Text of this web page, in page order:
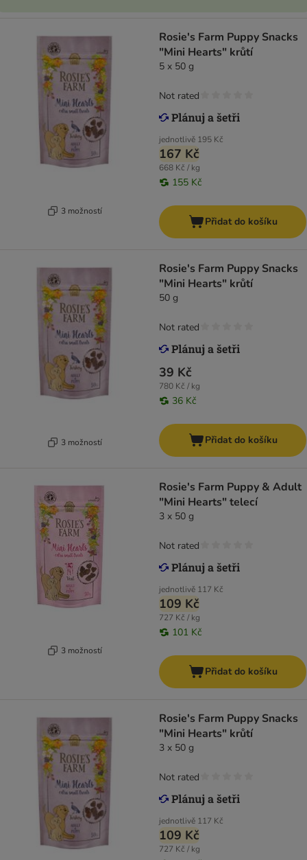
3 možností
Rosie's Farm Puppy Snacks
"Mini Hearts" krůtí
5 x 50 g
jednotlivě 195 Kč
167 Kč
668 Kč / kg
155 Kč
Not rated
Přidat do košíku
3 možností
Rosie's Farm Puppy Snacks
"Mini Hearts" krůtí
50 g
39 Kč
780 Kč / kg
36 Kč
Not rated
Přidat do košíku
3 možností
Rosie's Farm Puppy & Adult
"Mini Hearts" telecí
3 x 50 g
jednotlivě 117 Kč
109 Kč
727 Kč / kg
101 Kč
Not rated
Přidat do košíku
Rosie's Farm Puppy Snacks
"Mini Hearts" krůtí
3 x 50 g
jednotlivě 117 Kč
109 Kč
727 Kč / kg
Not rated